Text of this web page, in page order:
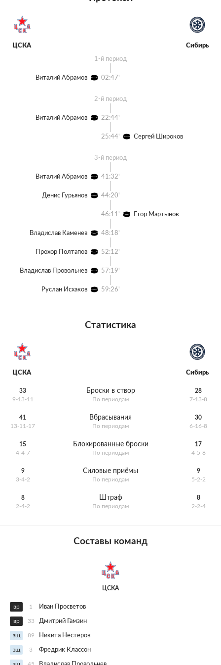
ЦСКА Сибирь
1-й период
Виталий Абрамов 02:47'
2-й период
Виталий Абрамов 22:44'
Сергей Широков
25:44'
3-й период
Виталий Абрамов 41:32'
Денис Гурьянов 44:20'
Егор Мартынов
46:11'
Владислав Каменев 48:18'
Прохор Полтапов 52:12'
Владислав Провольнев 57:19'
Руслан Исхаков 59:26'
Статистика
ЦСКА Сибирь
33
9-13-11
Броски в створ
По периодам
28
7-13-8
41
13-11-17
Вбрасывания
По периодам
30
6-16-8
15
4-4-7
Блокированные броски
По периодам
17
4-5-8
9
3-4-2
Силовые приёмы
По периодам
9
5-2-2
8
2-4-2
Штраф
По периодам
8
2-2-4
Составы команд
ЦСКА
вр 1 Иван Просветов
вр 33 Дмитрий Гамзин
зщ 89 Никита Нестеров
зщ 3 Фредрик Классон